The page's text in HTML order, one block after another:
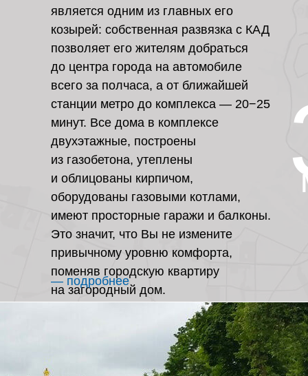
является одним из главных его
козырей: собственная развязка с КАД
позволяет его жителям добраться
до центра города на автомобиле
всего за полчаса, а от ближайшей
станции метро до комплекса — 20−25
минут. Все дома в комплексе
двухэтажные, построены
из газобетона, утеплены
и облицованы кирпичом,
оборудованы газовыми котлами,
имеют просторные гаражи и балконы.
Это значит, что Вы не измените
привычному уровню комфорта,
поменяв городскую квартиру
на загородный дом.
— подробнее